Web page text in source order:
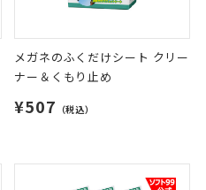
メガネのふくだけシート クリー
ナー＆くもり止め
¥507 （税込）